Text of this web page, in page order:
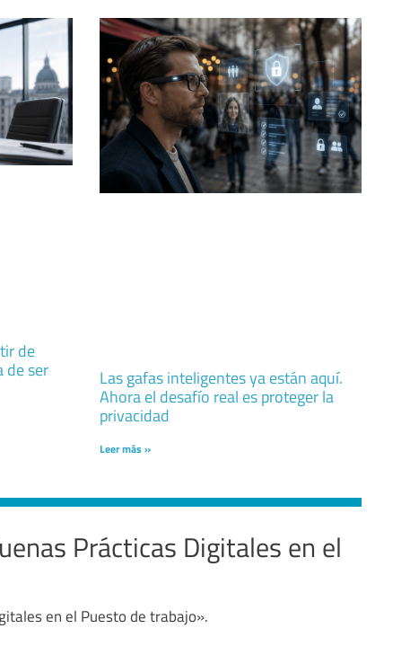
de
de ser Las gafas inteligentes ya están aquí.
Ahora el desafío real es proteger la
privacidad
Leer más »
Prácticas Digitales en el
en el Puesto de trabajo».